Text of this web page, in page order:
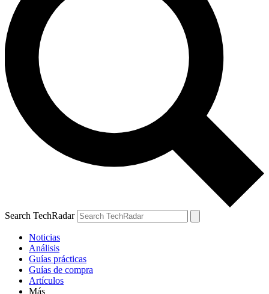
Search TechRadar
Noticias
Análisis
Guías prácticas
Guías de compra
Artículos
Más